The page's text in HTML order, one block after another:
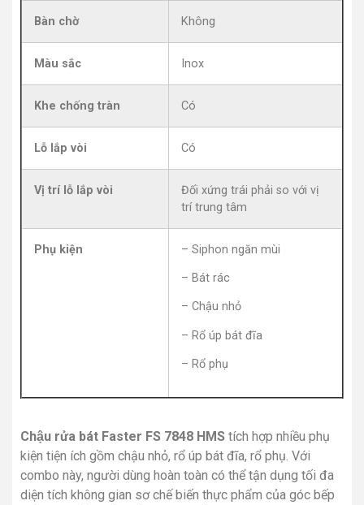
Bàn chờ Không
Màu sắc Inox
Khe chống tràn Có
Lỗ lắp vòi Có
Vị trí lỗ lắp vòi
Đối xứng trái phải so với vị
trí trung tâm
Phụ kiện – Siphon ngăn mùi
– Bát rác
– Chậu nhỏ
– Rổ úp bát đĩa
– Rổ phụ
Chậu rửa bát Faster FS 7848 HMS tích hợp nhiều phụ
kiện tiện ích gồm chậu nhỏ, rổ úp bát đĩa, rổ phụ. Với
combo này, người dùng hoàn toàn có thể tận dụng tối đa
diện tích không gian sơ chế biến thực phẩm của góc bếp